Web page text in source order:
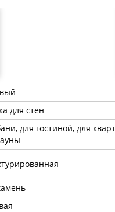
для стен
для гостиной, для